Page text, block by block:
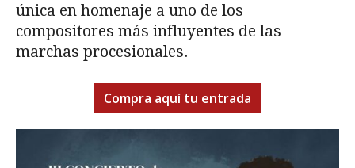
única en homenaje a uno de los
compositores más influyentes de las
marchas procesionales.
Compra aquí tu entrada